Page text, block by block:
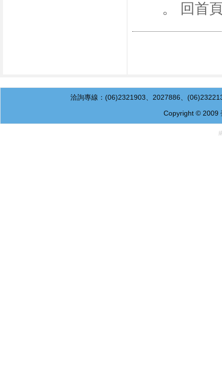
。 回首
洽詢專線：(06)2321903、2027886、
Copyright © 2009